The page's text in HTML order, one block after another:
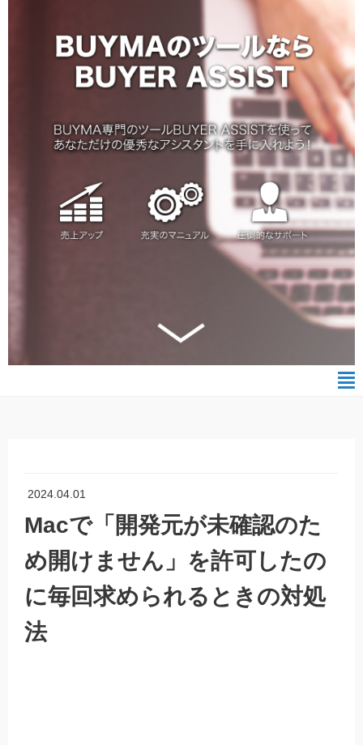
2024.04.01
Macで「開発元が未確認のた
め開けません」を許可したの
に毎回求められるときの対処
法